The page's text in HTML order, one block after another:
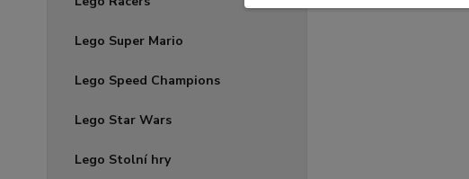
Lego Super Mario
Lego Speed Champions
Lego Star Wars
Lego Stolní hry